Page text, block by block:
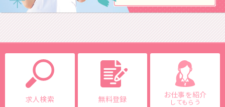
求人検索 無料登録 お仕事を紹介
してもらう